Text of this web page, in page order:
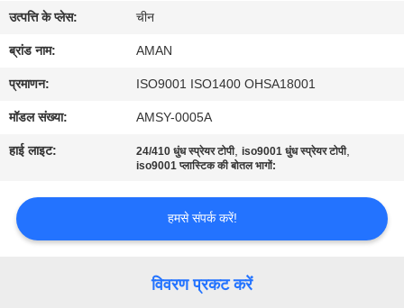
कारखाना
दौरा
गुणवत्ता
नियंत्रण
हमसे
संपर्क
उत्पत्ति के प्लेस: चीन
ब्रांड नाम: AMAN
प्रमाणन: ISO9001 ISO1400 OHSA18001
मॉडल संख्या: AMSY-0005A
हाई लाइट: 24/410 धुंध स्प्रेयर टोपी,iso9001 धुंध स्प्रेयर टोपी,
iso9001 प्लास्टिक की बोतल भागों:
हमसे संपर्क करें!
विवरण प्रकट करें